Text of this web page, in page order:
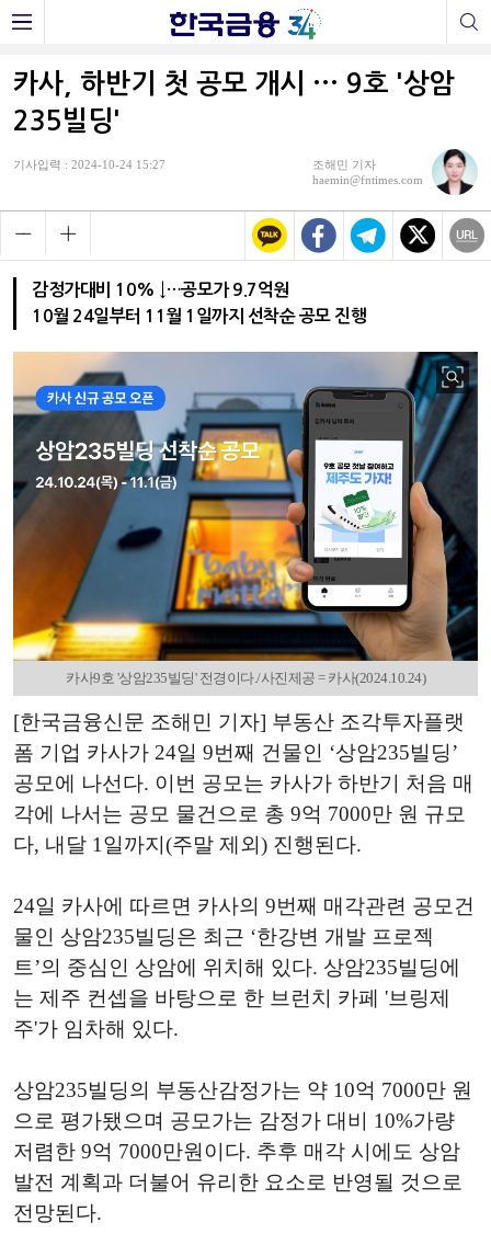
카사, 하반기 첫 공모 개시 ··· 9호 '상암
235빌딩'
기사입력 : 2024-10-24 15:27
조해민 기자
haemin@fntimes.com
감정가대비 10% ↓…공모가 9.7억원
10월 24일부터 11월 1일까지 선착순 공모 진행
카사9호 '상암235빌딩' 전경이다./사진제공 = 카사(2024.10.24)
[한국금융신문 조해민 기자] 부동산 조각투자플랫
폼 기업 카사가 24일 9번째 건물인 ‘상암235빌딩’
공모에 나선다. 이번 공모는 카사가 하반기 처음 매
각에 나서는 공모 물건으로 총 9억 7000만 원 규모
다, 내달 1일까지(주말 제외) 진행된다.
24일 카사에 따르면 카사의 9번째 매각관련 공모건
물인 상암235빌딩은 최근 ‘한강변 개발 프로젝
트’의 중심 인 상암에 위치해 있다. 상암235빌딩에
는 제주 컨셉을 바탕으로 한 브런치 카페 '브링제
주'가 임차해 있다.
상암235빌딩의 부동산감정가는 약 10억 7000만 원
으로 평가됐으며 공모가는 감정가 대비 10%가량
저렴한 9억 7000만원이다. 추후 매각 시에도 상암
발전 계획과 더불어 유리한 요소로 반영될 것으로
전망된다.